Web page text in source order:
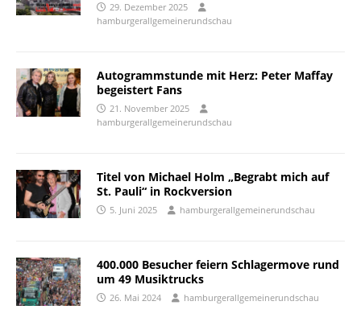
29. Dezember 2025
hamburgerallgemeinerundschau
Autogrammstunde mit Herz: Peter Maffay
begeistert Fans
21. November 2025
hamburgerallgemeinerundschau
Titel von Michael Holm „Begrabt mich auf
St. Pauli“ in Rockversion
5. Juni 2025 hamburgerallgemeinerundschau
400.000 Besucher feiern Schlagermove rund
um 49 Musiktrucks
26. Mai 2024 hamburgerallgemeinerundschau